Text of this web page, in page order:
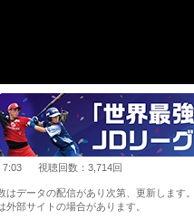
7:03 視聴回数：3,714回
はデータの配信があり次第、更新します。
部サイトの場合があります。